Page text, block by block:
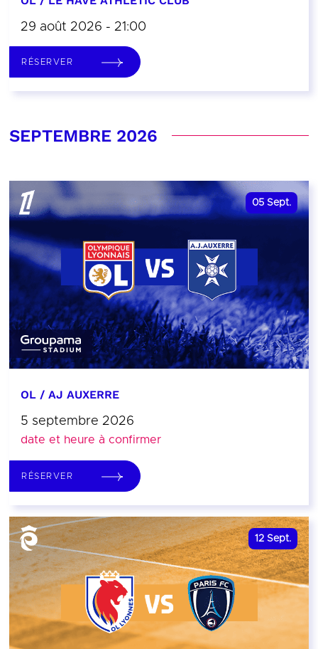
29 août 2026 - 21:00
RÉSERVER
SEPTEMBRE 2026
05 Sept.
OL / AJ AUXERRE
5 septembre 2026
date et heure à confirmer
RÉSERVER
12 Sept.